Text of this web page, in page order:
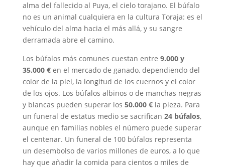
alma del fallecido al Puya, el cielo torajano. El búfalo
no es un animal cualquiera en la cultura Toraja: es el
vehículo del alma hacia el más allá, y su sangre
derramada abre el camino.
Los búfalos más comunes cuestan entre 9.000 y
35.000 € en el mercado de ganado, dependiendo del
color de la piel, la longitud de los cuernos y el color
de los ojos. Los búfalos albinos o de manchas negras
y blancas pueden superar los 50.000 € la pieza. Para
un funeral de estatus medio se sacrifican 24 búfalos,
aunque en familias nobles el número puede superar
el centenar. Un funeral de 100 búfalos representa
un desembolso de varios millones de euros, a lo que
hay que añadir la comida para cientos o miles de